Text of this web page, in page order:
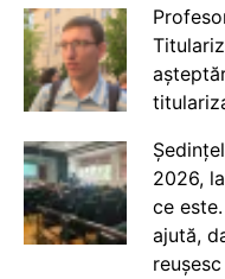
2026,
ce
ajută,